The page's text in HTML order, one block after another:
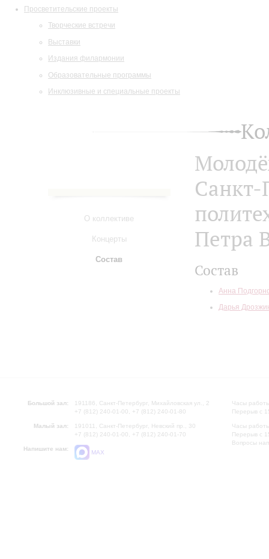
Просветительские проекты
Творческие встречи
Выставки
Издания филармонии
Образовательные программы
Инклюзивные и специальные проекты
О коллективе
Концерты
Состав
Санкт-
Петра
Состав
Анна
Дарья
Большой зал:
191186, Санкт-Петербург, Михайловская ул., 2
+7 (812) 240-01-00, +7 (812) 240-01-80
Малый зал:
191011, Санкт-Петербург, Невский пр., 30
+7 (812) 240-01-00, +7 (812) 240-01-70
Напишите нам:
MAX
Часы
Перерыв с
Часы
Перерыв с
Вопросы